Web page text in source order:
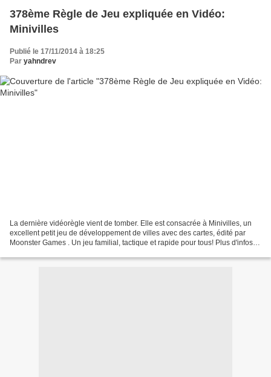
378ème Règle de Jeu expliquée en Vidéo:
Minivilles
Publié le 17/11/2014 à 18:25
Par yahndrev
La dernière vidéorègle vient de tomber. Elle est consacrée à Minivilles, un
excellent petit jeu de développement de villes avec des cartes, édité par
Moonster Games . Un jeu familial, tactique et rapide pour tous! Plus d'infos